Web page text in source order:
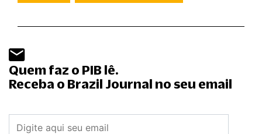
Quem faz o PIB lê.
Receba o Brazil Journal no seu email